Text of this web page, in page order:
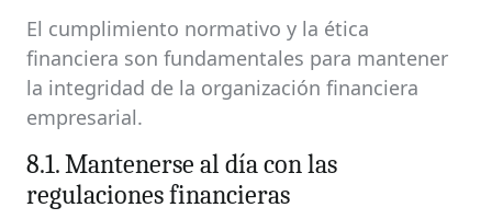
El cumplimiento normativo y la ética
financiera son fundamentales para mantener
la integridad de la organización financiera
empresarial.
8.1. Mantenerse al día con las
regulaciones financieras